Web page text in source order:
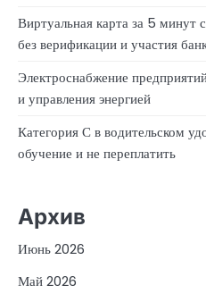
Виртуальная карта за 5 минут
без верификации и участия
Электроснабжение
и управления энергией
Категория С в водительском
обучение и не переплатить
Архив
Июнь 2026
Май 2026